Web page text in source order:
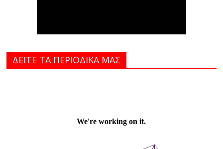
ΔΕΙΤΕ ΤΑ ΠΕΡΙΟΔΙΚΑ MAΣ